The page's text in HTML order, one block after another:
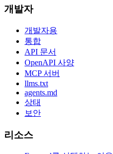
개발자
개발자용
통합
API 문서
OpenAPI 사양
MCP 서버
llms.txt
agents.md
상태
보안
리소스